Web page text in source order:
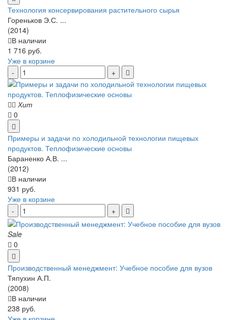
Технология консервирования растительного сырья
Гореньков Э.С. ...
(2014)
В наличии
1 716 руб.
Уже в корзине
Хит
0
Примеры и задачи по холодильной технологии пищевых
продуктов. Теплофизические основы
Бараненко А.В. ...
(2012)
В наличии
931 руб.
Уже в корзине
Sale
0
Производственный менеджмент: Учебное пособие для вузов
Тяпухин А.П.
(2008)
В наличии
238 руб.